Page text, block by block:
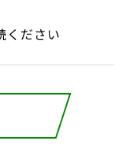
ください